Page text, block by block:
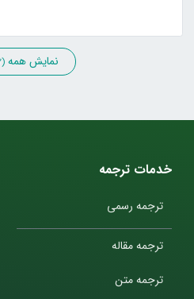
نمایش همه(12 نظر)
خدمات ترجمه
ترجمه رسمی
ترجمه مقاله
ترجمه متن